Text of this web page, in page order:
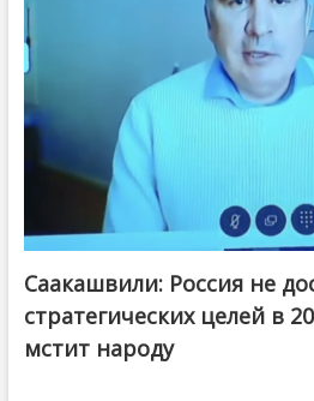
Саакашвили: Россия не
стратегических целей в
мстит народу